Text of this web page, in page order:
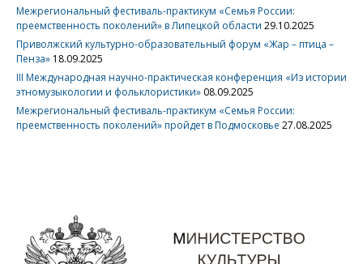
Межрегиональный фестиваль-практикум «Семья России:
преемственность поколений» в Липецкой области 29.10.2025
Приволжский культурно-образовательный форум «Жар – птица –
Пенза» 18.09.2025
III Международная научно-практическая конференция «Из истории
этномузыкологии и фольклористики» 08.09.2025
Межрегиональный фестиваль-практикум «Семья России:
преемственность поколений» пройдет в Подмосковье 27.08.2025